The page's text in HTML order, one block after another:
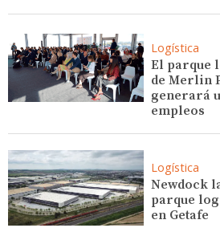
Logística
El parque
de Merlin
generará
empleos
Logística
Newdock
parque
en Getafe